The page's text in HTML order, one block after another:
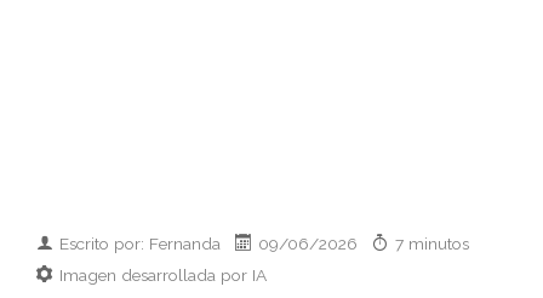
Escrito por: Fernanda 09/06/2026
7 minutos
Imagen desarrollada por IA